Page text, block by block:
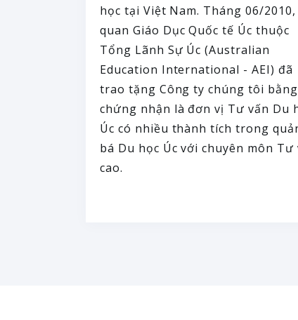
học tại Việt Nam. Tháng 06/2010,
quan Giáo Dục Quốc tế Úc thuộc
Tổng Lãnh Sự Úc (Australian
Education International - AEI) đã
trao tặng Công ty chúng tôi bằng
chứng nhận là đơn vị Tư vấn Du
Úc có nhiều thành tích trong
bá Du học Úc với chuyên môn Tư
cao.